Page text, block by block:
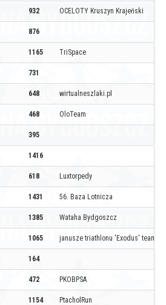
932 OCELOTY Kruszyn Krajeński
876
1165 TriSpace
731
648 wirtualneszlaki.pl
468 OloTeam
395
1416
618 Luxtorpedy
1431 56. Baza Lotnicza
1385 Wataha Bydgoszcz
1065 janusze triathlonu 'Exodus' team
164
472 PKOBPSA
1154 PtacholRun